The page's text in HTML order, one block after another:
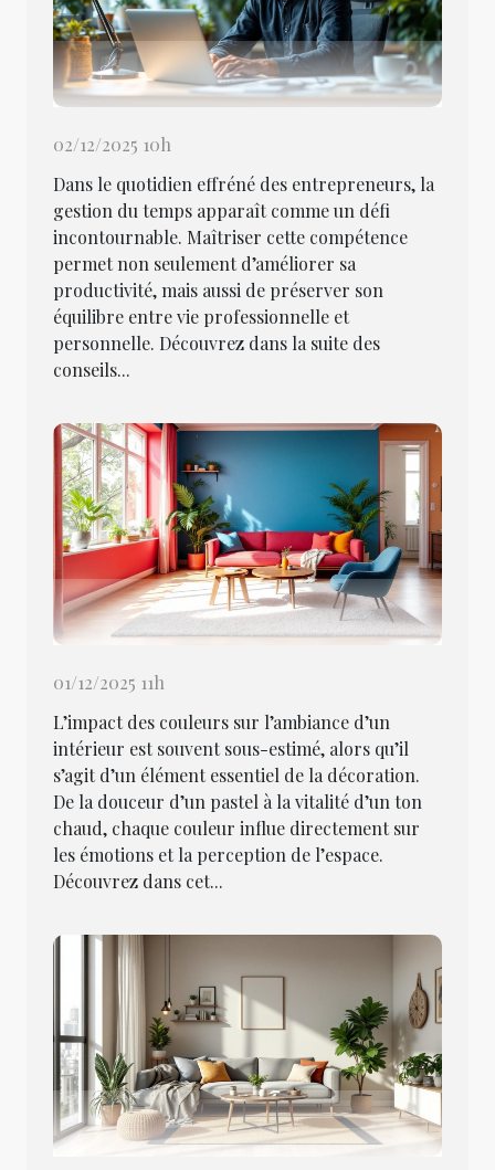
02/12/2025 10h
Dans le quotidien effréné des entrepreneurs, la
gestion du temps apparaît comme un défi
incontournable. Maîtriser cette compétence
permet non seulement d’améliorer sa
productivité, mais aussi de préserver son
équilibre entre vie professionnelle et
personnelle. Découvrez dans la suite des
conseils...
01/12/2025 11h
L’impact des couleurs sur l’ambiance d’un
intérieur est souvent sous-estimé, alors qu’il
s’agit d’un élément essentiel de la décoration.
De la douceur d’un pastel à la vitalité d’un ton
chaud, chaque couleur influe directement sur
les émotions et la perception de l’espace.
Découvrez dans cet...